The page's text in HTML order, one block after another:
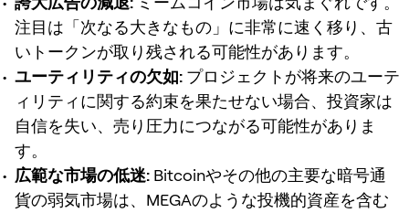
注目は「次なる大きなもの」に非常に速く移り、古
いトークンが取り残される可能性があります。
ユーティリティの欠如: プロジェクトが将来のユーテ
ィリティに関する約束を果たせない場合、投資家は
自信を失い、売り圧力につながる可能性がありま
す。
広範な市場の低迷: Bitcoinやその他の主要な暗号通
貨の弱気市場は、MEGAのような投機的資産を含む